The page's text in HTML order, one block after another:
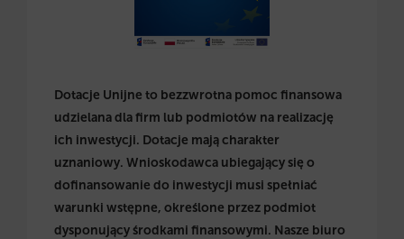
Dotacje Unijne to bezzwrotna pomoc finansowa
udzielana dla firm lub podmiotów na realizację
ich inwestycji. Dotacje mają charakter
uznaniowy. Wnioskodawca ubiegający się o
dofinansowanie do inwestycji musi spełniać
warunki wstępne, określone przez podmiot
dysponujący środkami finansowymi. Nasze biuro